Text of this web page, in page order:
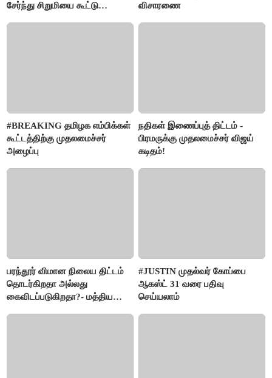
சேர்ந்து சிறுமியை கூட்டு
விசாரணை
#BREAKING தமிழக எம்பிக்கள்
கூட்டத்திற்கு முதலமைச்சர்
அழைப்பு
நதிகள் இணைப்புத் திட்டம் -
பிரமருக்கு முதலமைச்சர் விஜய்
கடிதம்!
பரந்தூர் விமான நிலைய திட்டம்
தொடர்கிறதா அல்லது
கைவிடப்படுகிறதா?- மத்திய
#JUSTIN முதல்வர் கோப்பை
ஆகஸ்ட் 31 வரை பதிவு
செய்யலாம்